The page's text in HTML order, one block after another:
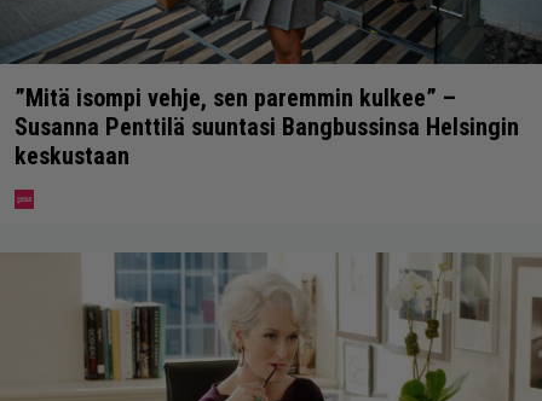
”Mitä isompi vehje, sen paremmin kulkee” –
Susanna Penttilä suuntasi Bangbussinsa Helsingin
keskustaan